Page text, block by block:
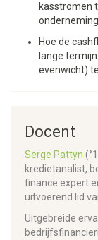
kasstromen
Hoe de
lange
evenwicht)
Docent
Serge Pattyn
kredietanalist,
finance expert
uitvoerend lid
Uitgebreide